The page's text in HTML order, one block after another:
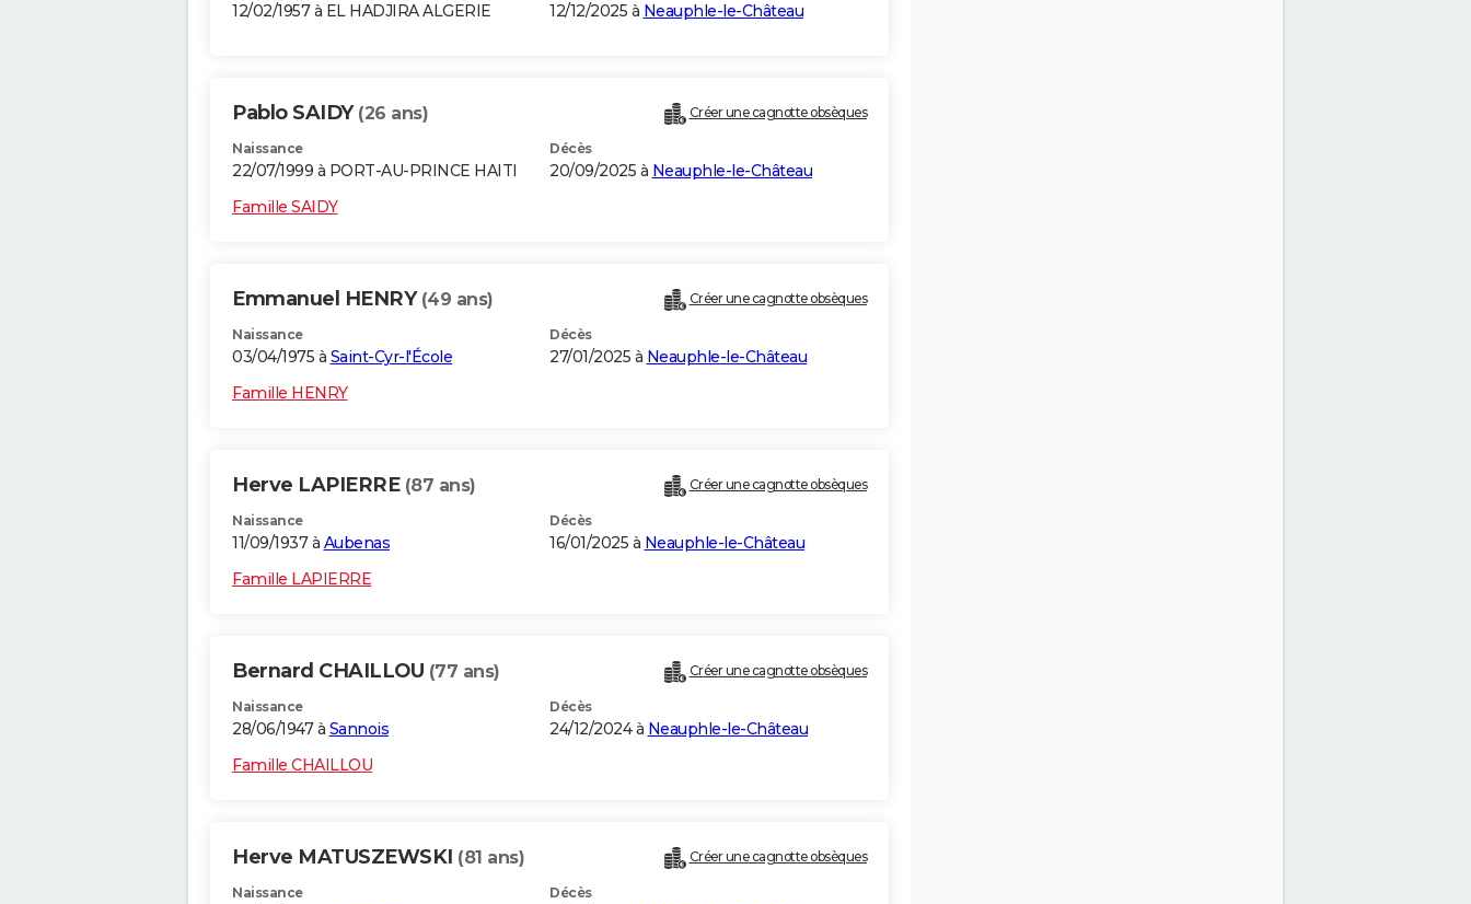
12/02/1957 à EL HADJIRA ALGERIE 12/12/2025 à Neauphle-le-Château
Pablo SAIDY (26 ans) Créer une cagnotte obsèques
Naissance
22/07/1999 à PORT-AU-PRINCE HAITI
Décès
20/09/2025 à Neauphle-le-Château
Famille SAIDY
Emmanuel HENRY (49 ans) Créer une cagnotte obsèques
Naissance
03/04/1975 à Saint-Cyr-l'École
Décès
27/01/2025 à Neauphle-le-Château
Famille HENRY
Herve LAPIERRE (87 ans) Créer une cagnotte obsèques
Naissance
11/09/1937 à Aubenas
Décès
16/01/2025 à Neauphle-le-Château
Famille LAPIERRE
Bernard CHAILLOU (77 ans) Créer une cagnotte obsèques
Naissance
28/06/1947 à Sannois
Décès
24/12/2024 à Neauphle-le-Château
Famille CHAILLOU
Herve MATUSZEWSKI (81 ans) Créer une cagnotte obsèques
Naissance Décès